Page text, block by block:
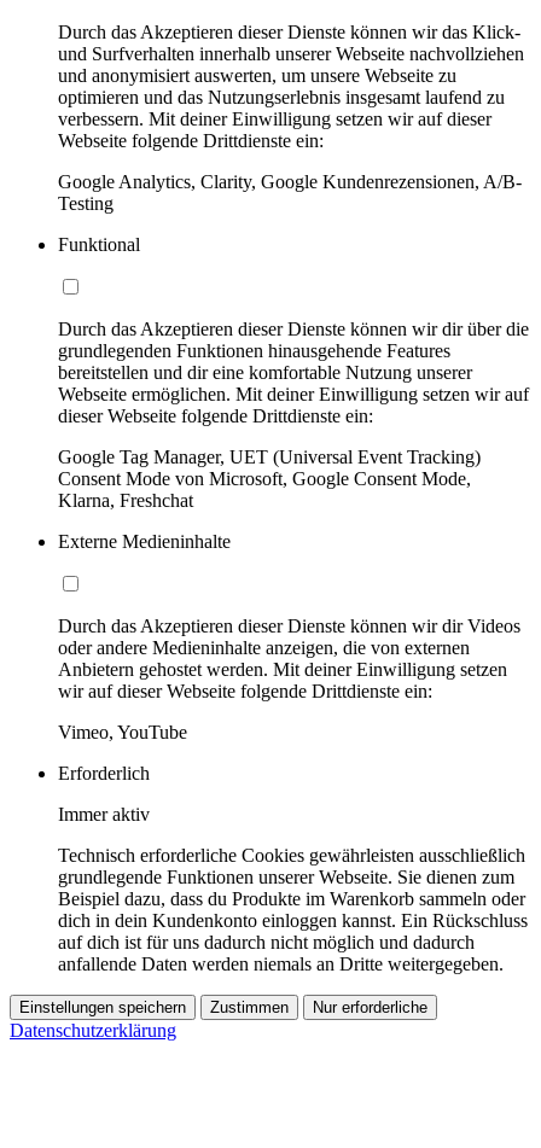
Durch das Akzeptieren dieser Dienste können wir das Klick-
und Surfverhalten innerhalb unserer Webseite nachvollziehen
und anonymisiert auswerten, um unsere Webseite zu
optimieren und das Nutzungserlebnis insgesamt laufend zu
verbessern. Mit deiner Einwilligung setzen wir auf dieser
Webseite folgende Drittdienste ein:
Google Analytics, Clarity, Google Kundenrezensionen, A/B-
Testing
Funktional
Durch das Akzeptieren dieser Dienste können wir dir über die
grundlegenden Funktionen hinausgehende Features
bereitstellen und dir eine komfortable Nutzung unserer
Webseite ermöglichen. Mit deiner Einwilligung setzen wir auf
dieser Webseite folgende Drittdienste ein:
Google Tag Manager, UET (Universal Event Tracking)
Consent Mode von Microsoft, Google Consent Mode,
Klarna, Freshchat
Externe Medieninhalte
Durch das Akzeptieren dieser Dienste können wir dir Videos
oder andere Medieninhalte anzeigen, die von externen
Anbietern gehostet werden. Mit deiner Einwilligung setzen
wir auf dieser Webseite folgende Drittdienste ein:
Vimeo, YouTube
Erforderlich
Immer aktiv
Technisch erforderliche Cookies gewährleisten ausschließlich
grundlegende Funktionen unserer Webseite. Sie dienen zum
Beispiel dazu, dass du Produkte im Warenkorb sammeln oder
dich in dein Kundenkonto einloggen kannst. Ein Rückschluss
auf dich ist für uns dadurch nicht möglich und dadurch
anfallende Daten werden niemals an Dritte weitergegeben.
Einstellungen speichern Zustimmen Nur erforderliche
Datenschutzerklärung